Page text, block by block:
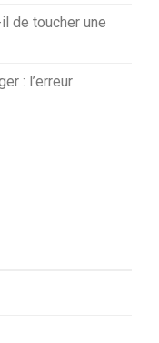
de toucher une
: l’erreur